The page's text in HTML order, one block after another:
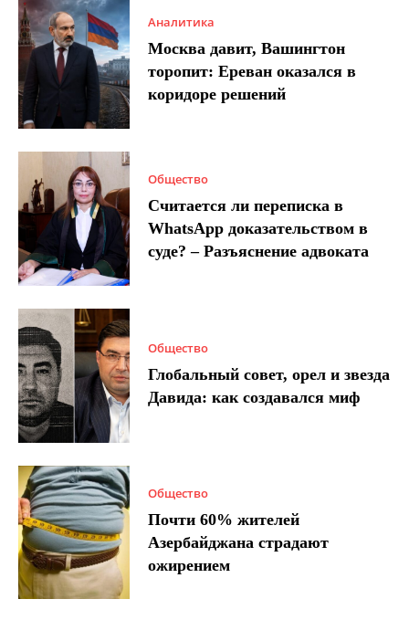
Аналитика
Москва давит, Вашингтон
торопит: Ереван оказался в
коридоре решений
Общество
Считается ли переписка в
WhatsApp доказательством в
суде? – Разъяснение адвоката
Общество
Глобальный совет, орел и звезда
Давида: как создавался миф
Общество
Почти 60% жителей
Азербайджана страдают
ожирением